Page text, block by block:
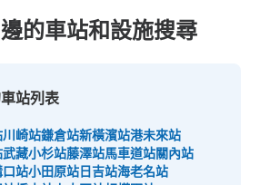
的車站和設施搜尋
站列表
川崎站鎌倉站新橫濱站港未來站
武藏小杉站藤澤站馬車道站關內站
口站小田原站日吉站海老名站